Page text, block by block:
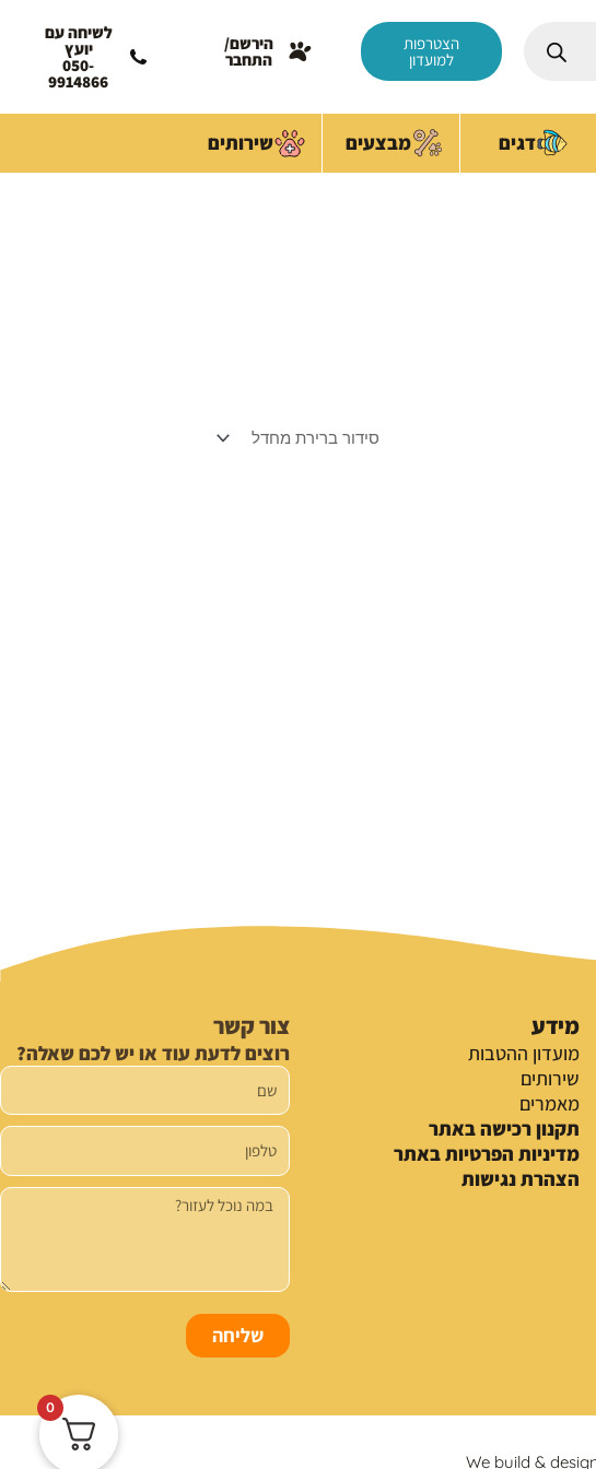
הצטרפות
למועדון
הירשם/
התחבר
לשיחה עם
יועץ
050-
9914866
דגים מבצעים שירותים
מידע
מועדון ההטבות
שירותים
מאמרים
תקנון רכישה באתר
מדיניות הפרטיות באתר
הצהרת נגישות
צור קשר
רוצים לדעת עוד או יש לכם שאלה?
שם
טלפון
הודעה
שליחה
We build &
0